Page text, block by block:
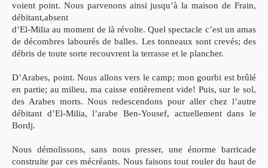
voient point. Nous parvenons ainsi jusqu’à la maison de Frain,
débitant,absent
d’El-Milia au moment de là révolte. Quel spectacle c’est un amas
de décombres labourés de balles. Les tonneaux sont crevés; des
débris de toute sorte recouvrent la terrasse et le plancher.
D’Arabes, point. Nous allons vers le camp; mon gourbi est brûlé
en partie; au milieu, ma caisse entièrement vide! Puis, sur le sol,
des Arabes morts. Nous redescendons pour aller chez l’autre
débitant d’El-Milia, l’arabe Ben-Yousef, actuellement dans le
Bordj.
Nous démolissons, sans nous presser, une énorme barricade
construite par ces mécréants. Nous faisons tout rouler du haut de